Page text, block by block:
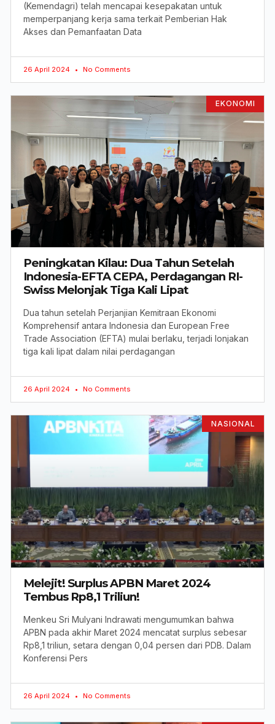
(Kemendagri) telah mencapai kesepakatan untuk
memperpanjang kerja sama terkait Pemberian Hak
Akses dan Pemanfaatan Data
26 April 2024 No Comments
EKONOMI
Peningkatan Kilau: Dua Tahun Setelah
Indonesia-EFTA CEPA, Perdagangan RI-
Swiss Melonjak Tiga Kali Lipat
Dua tahun setelah Perjanjian Kemitraan Ekonomi
Komprehensif antara Indonesia dan European Free
Trade Association (EFTA) mulai berlaku, terjadi lonjakan
tiga kali lipat dalam nilai perdagangan
26 April 2024 No Comments
NASIONAL
Melejit! Surplus APBN Maret 2024
Tembus Rp8,1 Triliun!
Menkeu Sri Mulyani Indrawati mengumumkan bahwa
APBN pada akhir Maret 2024 mencatat surplus sebesar
Rp8,1 triliun, setara dengan 0,04 persen dari PDB. Dalam
Konferensi Pers
26 April 2024 No Comments